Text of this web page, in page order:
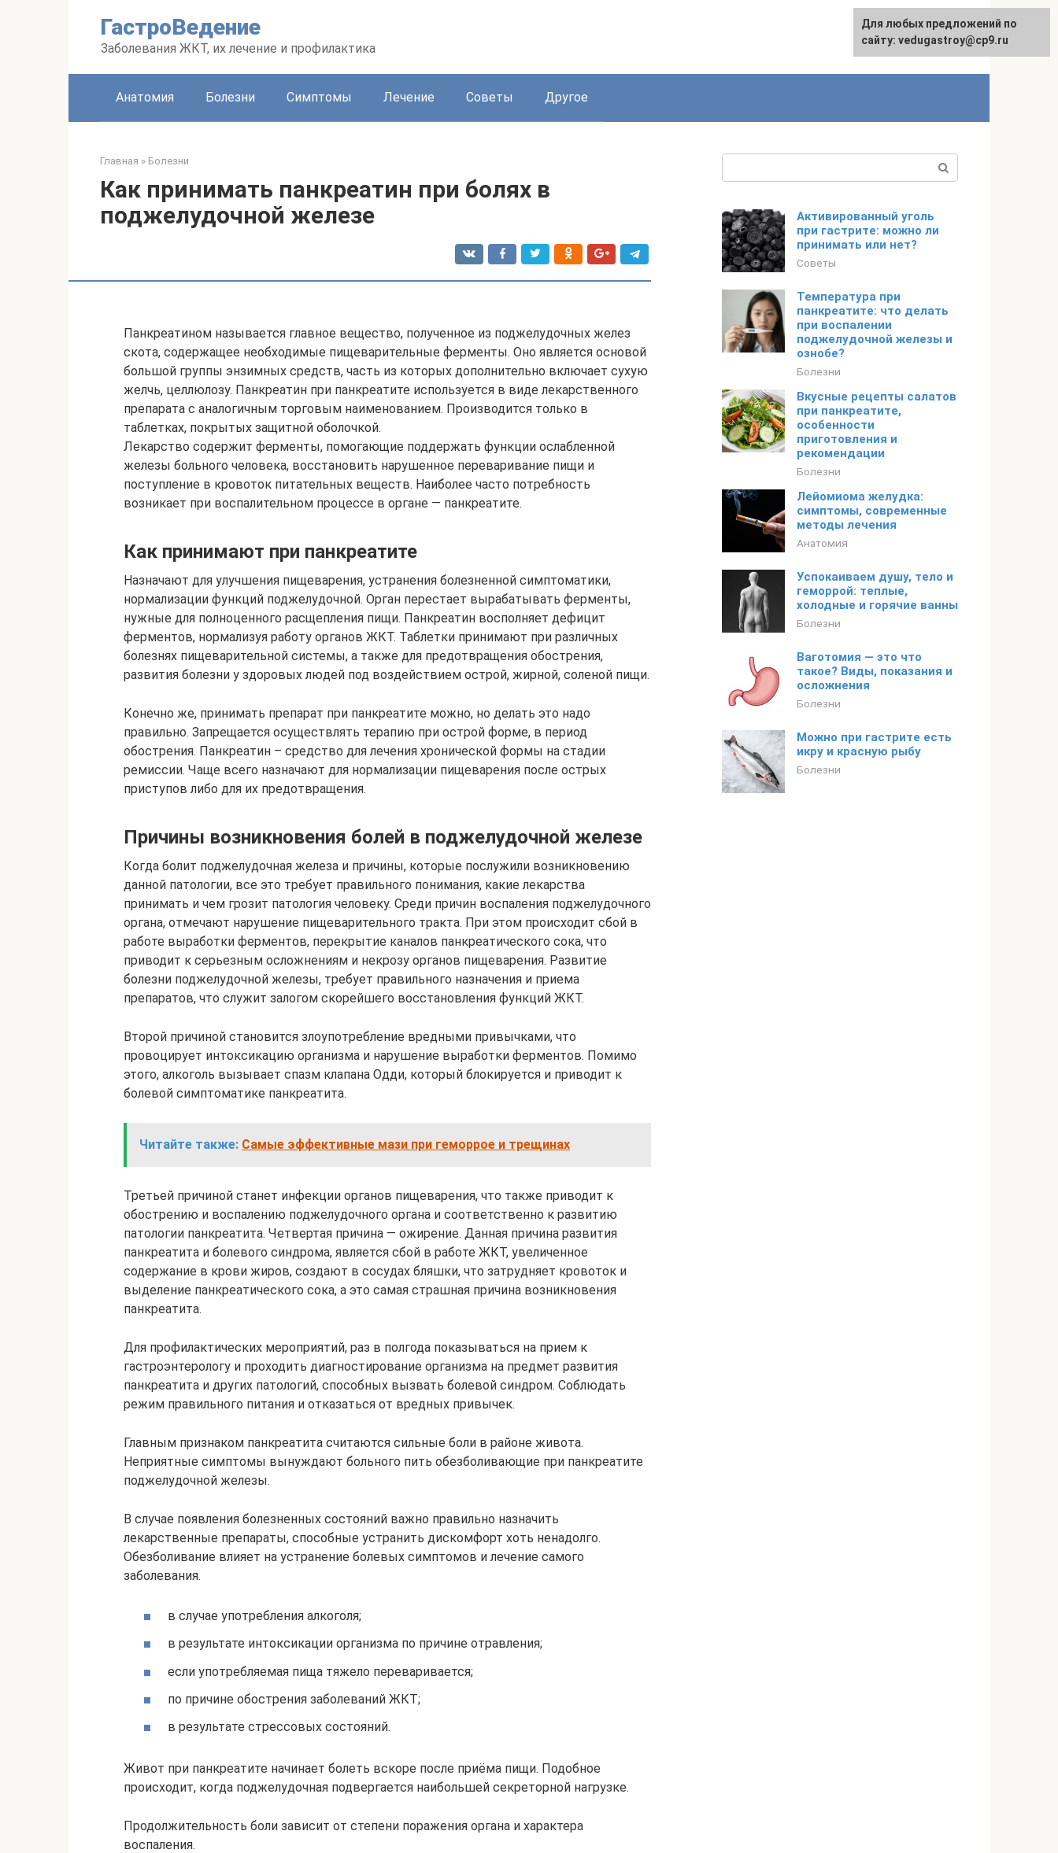
ГастроВедение
Заболевания ЖКТ, их лечение и профилактика
Анатомия Болезни Симптомы Лечение Советы Другое
Главная » Болезни
Как принимать панкреатин при болях в
поджелудочной железе
Панкреатином называется главное вещество, полученное из поджелудочных желез
скота, содержащее необходимые пищеварительные ферменты. Оно является основой
большой группы энзимных средств, часть из которых дополнительно включает сухую
желчь, целлюлозу. Панкреатин при панкреатите используется в виде лекарственного
препарата с аналогичным торговым наименованием. Производится только в
таблетках, покрытых защитной оболочкой.
Лекарство содержит ферменты, помогающие поддержать функции ослабленной
железы больного человека, восстановить нарушенное переваривание пищи и
поступление в кровоток питательных веществ. Наиболее часто потребность
возникает при воспалительном процессе в органе — панкреатите.
Как принимают при панкреатите
Назначают для улучшения пищеварения, устранения болезненной симптоматики,
нормализации функций поджелудочной. Орган перестает вырабатывать ферменты,
нужные для полноценного расщепления пищи. Панкреатин восполняет дефицит
ферментов, нормализуя работу органов ЖКТ. Таблетки принимают при различных
болезнях пищеварительной системы, а также для предотвращения обострения,
развития болезни у здоровых людей под воздействием острой, жирной, соленой пищи.
Конечно же, принимать препарат при панкреатите можно, но делать это надо
правильно. Запрещается осуществлять терапию при острой форме, в период
обострения. Панкреатин – средство для лечения хронической формы на стадии
ремиссии. Чаще всего назначают для нормализации пищеварения после острых
приступов либо для их предотвращения.
Причины возникновения болей в поджелудочной железе
Когда болит поджелудочная железа и причины, которые послужили возникновению
данной патологии, все это требует правильного понимания, какие лекарства
принимать и чем грозит патология человеку. Среди причин воспаления поджелудочного
органа, отмечают нарушение пищеварительного тракта. При этом происходит сбой в
работе выработки ферментов, перекрытие каналов панкреатического сока, что
приводит к серьезным осложнениям и некрозу органов пищеварения. Развитие
болезни поджелудочной железы, требует правильного назначения и приема
препаратов, что служит залогом скорейшего восстановления функций ЖКТ.
Второй причиной становится злоупотребление вредными привычками, что
провоцирует интоксикацию организма и нарушение выработки ферментов. Помимо
этого, алкоголь вызывает спазм клапана Одди, который блокируется и приводит к
болевой симптоматике панкреатита.
Читайте также: Самые эффективные мази при геморрое и трещинах
Третьей причиной станет инфекции органов пищеварения, что также приводит к
обострению и воспалению поджелудочного органа и соответственно к развитию
патологии панкреатита. Четвертая причина — ожирение. Данная причина развития
панкреатита и болевого синдрома, является сбой в работе ЖКТ, увеличенное
содержание в крови жиров, создают в сосудах бляшки, что затрудняет кровоток и
выделение панкреатического сока, а это самая страшная причина возникновения
панкреатита.
Для профилактических мероприятий, раз в полгода показываться на прием к
гастроэнтерологу и проходить диагностирование организма на предмет развития
панкреатита и других патологий, способных вызвать болевой синдром. Соблюдать
режим правильного питания и отказаться от вредных привычек.
Главным признаком панкреатита считаются сильные боли в районе живота.
Неприятные симптомы вынуждают больного пить обезболивающие при панкреатите
поджелудочной железы.
В случае появления болезненных состояний важно правильно назначить
лекарственные препараты, способные устранить дискомфорт хоть ненадолго.
Обезболивание влияет на устранение болевых симптомов и лечение самого
заболевания.
в случае употребления алкоголя;
в результате интоксикации организма по причине отравления;
если употребляемая пища тяжело переваривается;
по причине обострения заболеваний ЖКТ;
в результате стрессовых состояний.
Живот при панкреатите начинает болеть вскоре после приёма пищи. Подобное
происходит, когда поджелудочная подвергается наибольшей секреторной нагрузке.
Продолжительность боли зависит от степени поражения органа и характера
воспаления.
Активированный уголь
при гастрите: можно ли
принимать или нет?
Советы
Температура при
панкреатите: что делать
при воспалении
поджелудочной железы и
ознобе?
Болезни
Вкусные рецепты салатов
при панкреатите,
особенности
приготовления и
рекомендации
Болезни
Лейомиома желудка:
симптомы, современные
методы лечения
Анатомия
Успокаиваем душу, тело и
геморрой: теплые,
холодные и горячие ванны
Болезни
Ваготомия — это что
такое? Виды, показания и
осложнения
Болезни
Можно при гастрите есть
икру и красную рыбу
Болезни
Для любых предложений по
сайту: vedugastroy@cp9.ru